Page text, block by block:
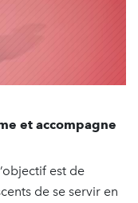
et accompagne
est de
de se servir en